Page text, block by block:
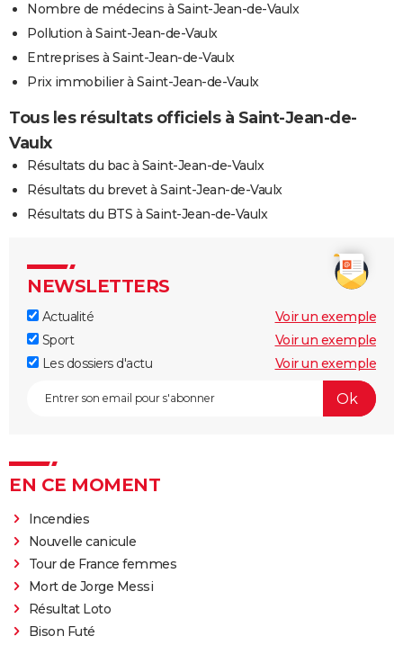
Nombre de médecins à Saint-Jean-de-Vaulx
Pollution à Saint-Jean-de-Vaulx
Entreprises à Saint-Jean-de-Vaulx
Prix immobilier à Saint-Jean-de-Vaulx
Tous les résultats officiels à Saint-Jean-de-
Vaulx
Résultats du bac à Saint-Jean-de-Vaulx
Résultats du brevet à Saint-Jean-de-Vaulx
Résultats du BTS à Saint-Jean-de-Vaulx
NEWSLETTERS
Actualité
Voir un exemple
Sport
Voir un exemple
Les dossiers d'actu
Voir un exemple
EN CE MOMENT
Incendies
Nouvelle canicule
Tour de France femmes
Mort de Jorge Messi
Résultat Loto
Bison Futé